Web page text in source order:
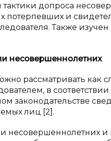
допроса
потерпевших и
Также
несовершеннолетних
рассматривать как
в
законодательстве
лиц [2].
несовершеннолетних